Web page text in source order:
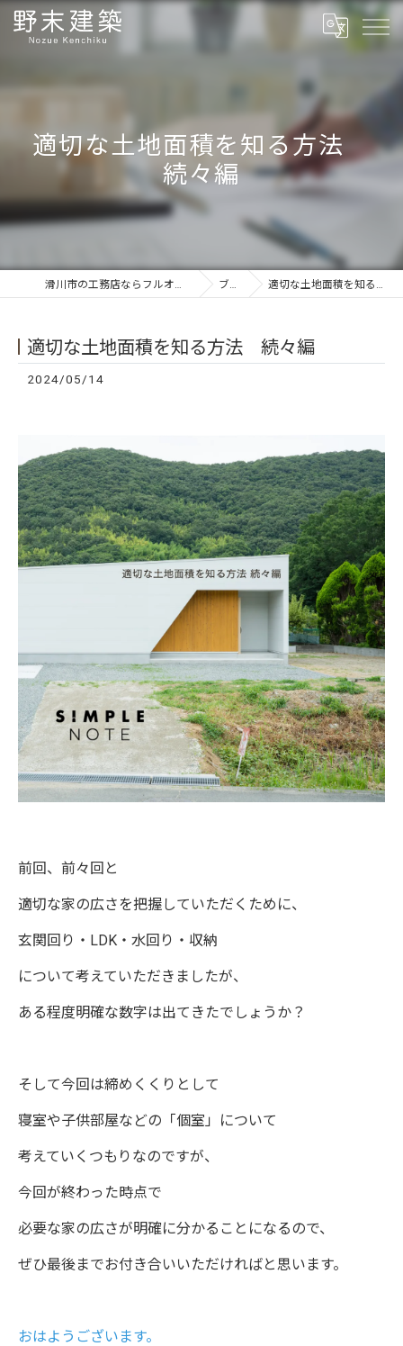
適切な土地面積を知る方法
続々編
滑川市の工務店ならフルオーダーの野末建築 ブログ 適切な土地面積を知る方法 続々編
適切な土地面積を知る方法 続々編
2024/05/14
前回、前々回と
適切な家の広さを把握していただくために、
玄関回り・LDK・水回り・収納
について考えていただきましたが、
ある程度明確な数字は出てきたでしょうか？
そして今回は締めくくりとして
寝室や子供部屋などの「個室」について
考えていくつもりなのですが、
今回が終わった時点で
必要な家の広さが明確に分かることになるので、
ぜひ最後までお付き合いいただければと思います。
おはようございます。